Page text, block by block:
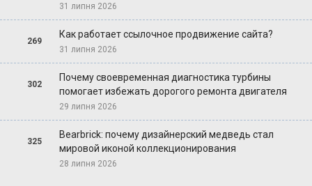
31 липня 2026
269
Как работает ссылочное продвижение сайта?
31 липня 2026
302
Почему своевременная диагностика турбины
помогает избежать дорогого ремонта двигателя
29 липня 2026
325
Bearbrick: почему дизайнерский медведь стал
мировой иконой коллекционирования
28 липня 2026